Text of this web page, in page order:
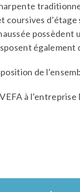
coursives
possèdent
également
de
à